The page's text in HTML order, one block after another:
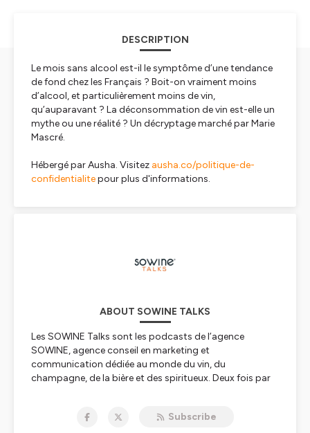
DESCRIPTION
Le mois sans alcool est-il le symptôme d’une tendance
de fond chez les Français ? Boit-on vraiment moins
d’alcool, et particulièrement moins de vin,
qu’auparavant ? La déconsommation de vin est-elle un
mythe ou une réalité ? Un décryptage marché par Marie
Mascré.
Hébergé par Ausha. Visitez ausha.co/politique-de-
confidentialitepour plus d'informations.
ABOUT SOWINE TALKS
Les SOWINE Talks sont les podcasts de l’agence
SOWINE, agence conseil en marketing et
communication dédiée au monde du vin, du
champagne, de la bière et des spiritueux. Deux fois par
vision prospective du marketing et de la
Subscribe